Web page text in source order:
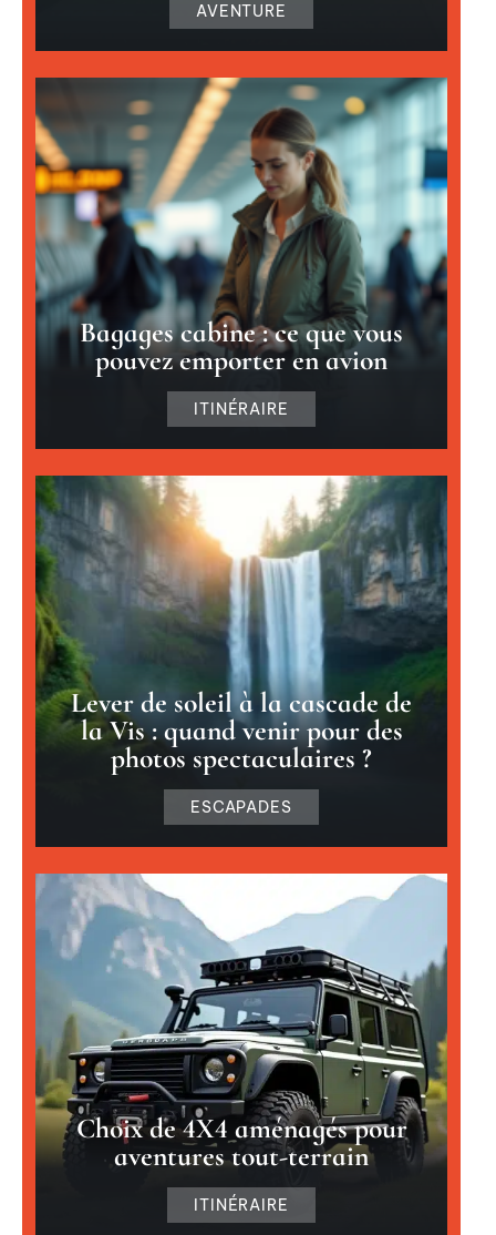
AVENTURE
Bagages cabine : ce que vous
pouvez emporter en avion
ITINÉRAIRE
Lever de soleil à la cascade de
la Vis : quand venir pour des
photos spectaculaires ?
ESCAPADES
Choix de 4X4 aménagés pour
aventures tout-terrain
ITINÉRAIRE